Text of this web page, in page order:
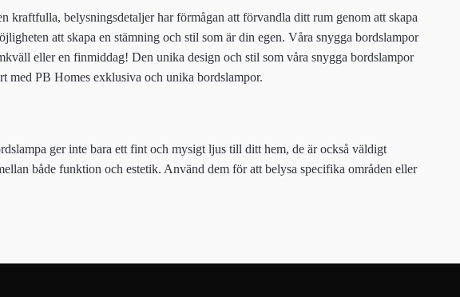
kraftfulla, belysningsdetaljer har förmågan att förvandla ditt rum genom att skapa
att skapa en stämning och stil som är din egen. Våra snygga bordslampor
eller en finmiddag! Den unika design och stil som våra snygga bordslampor
med PB Homes exklusiva och unika bordslampor.
ger inte bara ett fint och mysigt ljus till ditt hem, de är också väldigt
både funktion och estetik. Använd dem för att belysa specifika områden eller